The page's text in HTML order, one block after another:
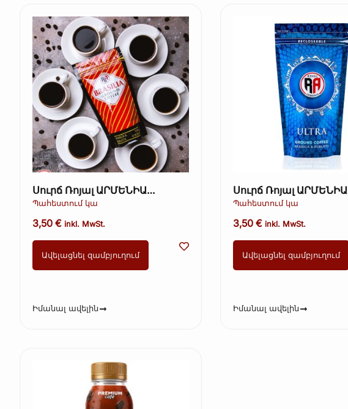
Սուրճ Ռոյալ ԱՐՄԵՆԻԱ
Բրազիլիա 100 գ։
Պահեստում կա
3,50 € inkl. MwSt.
Ավելացնել զամբյուղում
Իմանալ ավելին
Սուրճ Ռոյալ ԱՐՄԵՆԻԱ
Ուլտրա 100 գ։
Պահեստում կա
3,50 € inkl. MwSt.
Ավելացնել զամբյուղում
Իմանալ ավելին